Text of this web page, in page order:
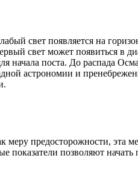
свет появляется на
свет может появиться в
начала поста. До распада
астрономии и
меру предосторожности, эта
показатели позволяют